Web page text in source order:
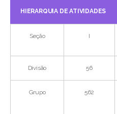
HIERARQUIA DE ATIVIDADES
Seção I
Divisão 56
Grupo 562